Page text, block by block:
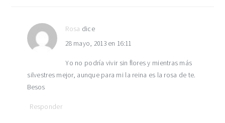
Rosa dice
28 mayo, 2013 en 16:11
Yo no podría vivir sin flores y mientras más
silvestres mejor, aunque para mi la reina es la rosa de te.
Besos
Responder